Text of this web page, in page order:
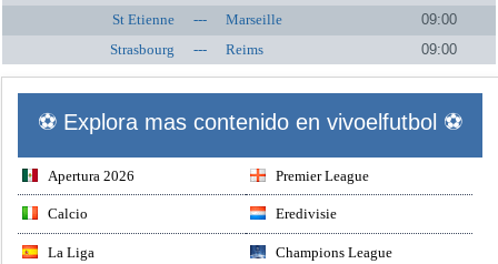
St Etienne
--- Marseille
09:00
Strasbourg
--- Reims 09:00
⚽ Explora mas contenido en vivoelfutbol ⚽
Apertura 2026 Premier League
Calcio Eredivisie
La Liga Champions League